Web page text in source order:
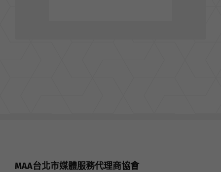
MAA台北市媒體服務代理商協會